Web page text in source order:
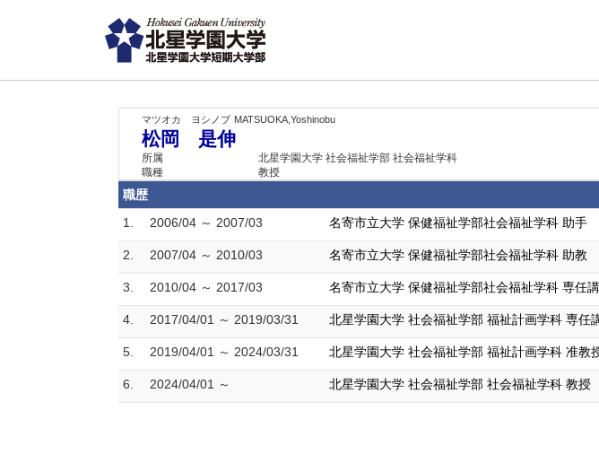
マツオカ ヨシノブ MATSUOKA,Yoshinobu
松岡 是伸
所属
北星学園大学 社会福祉学部 社会福祉学科
職種
教授
職歴
1.
2006/04 ～ 2007/03 名寄市立大学 保健福祉学部社会福祉学科 助手
2. 2007/04 ～ 2010/03 名寄市立大学 保健福祉学部社会福祉学科 助教
3. 2010/04 ～ 2017/03 名寄市立大学 保健福祉学部社会福祉学科 専任
4. 2017/04/01 ～ 2019/03/31 北星学園大学 社会福祉学部 福祉計画学科 専任
5. 2019/04/01 ～ 2024/03/31 北星学園大学 社会福祉学部 福祉計画学科 准教
6. 2024/04/01 ～ 北星学園大学 社会福祉学部 社会福祉学科 教授